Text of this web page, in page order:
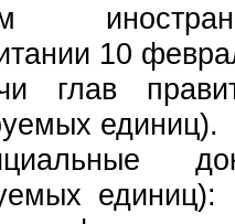
10
глав
единиц).